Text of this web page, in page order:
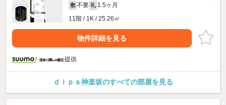
敷 不要 礼 1.5ヶ月
11階 / 1K / 25.26㎡
物件詳細を見る
提供
ｄｉｐｓ神楽坂のすべての部屋を見る